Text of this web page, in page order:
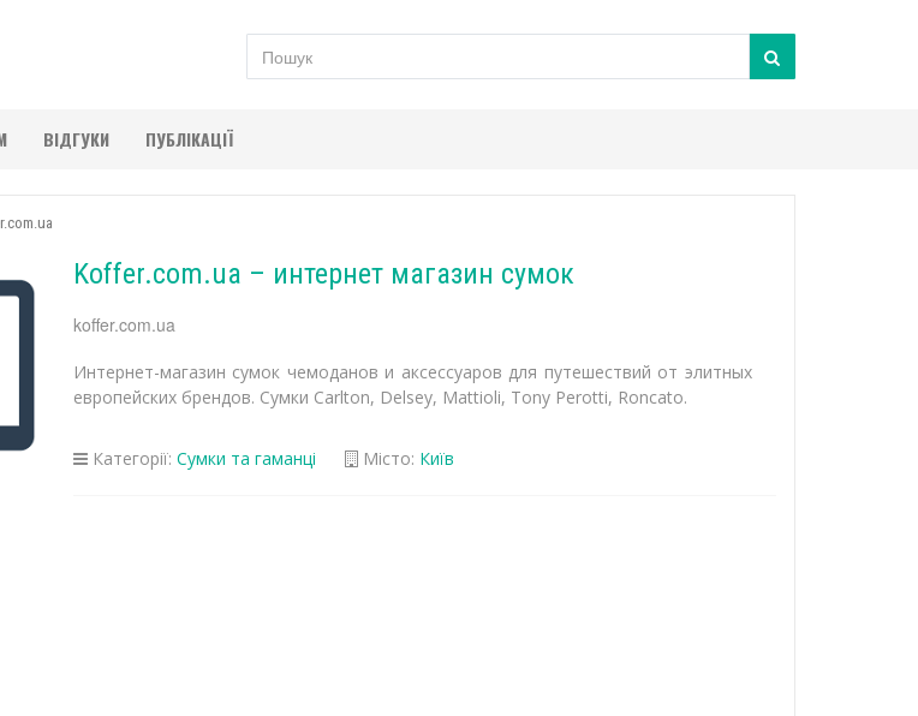
ВІДГУКИ ПУБЛІКАЦІЇ
Koffer.com.ua – интернет магазин сумок
koffer.com.ua
Интернет-магазин сумок чемоданов и аксессуаров для путешествий от элитных
европейских брендов. Сумки Carlton, Delsey, Mattioli, Tony Perotti, Roncato.
Категорії: Сумки та гаманці Місто: Київ